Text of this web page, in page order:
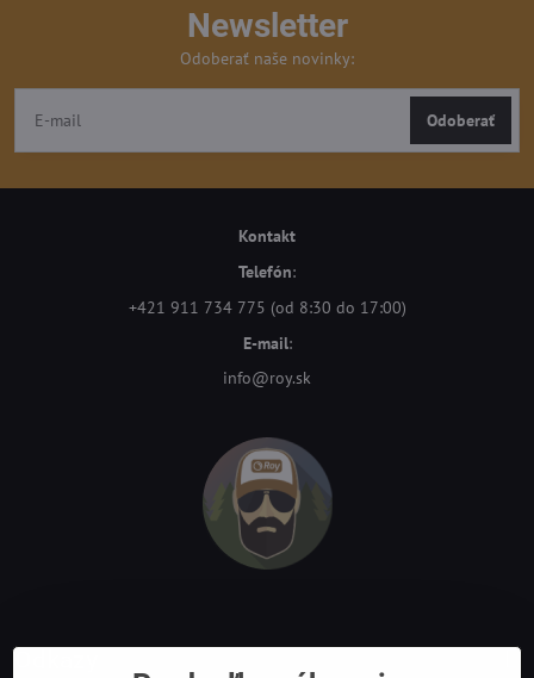
Newsletter
Odoberať naše novinky:
Odoberať
Kontakt
Telefón:
+421 911 734 775 (od 8:30 do 17:00)
E-mail:
info@roy.sk